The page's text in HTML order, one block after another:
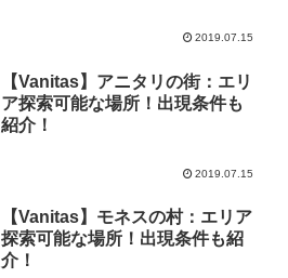
2019.07.15
【Vanitas】アニタリの街：エリ
ア探索可能な場所！出現条件も
紹介！
2019.07.15
【Vanitas】モネスの村：エリア
探索可能な場所！出現条件も紹
介！